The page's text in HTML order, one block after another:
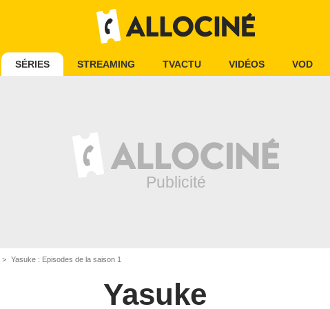
SÉRIES STREAMING TVACTU VIDÉOS VOD
Yasuke : Episodes de la saison 1
Yasuke